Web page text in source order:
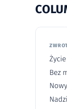
Bez